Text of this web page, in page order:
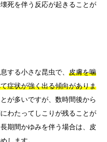
死を伴う反応が起きることが
する小さな昆虫で、 皮膚を噛
症状が強く出る傾向がありま
が多いですが、数時間後から
わたってしこりが残ることが
期間かゆみを伴う場合は、皮